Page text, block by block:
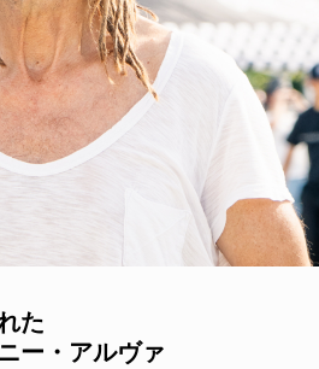
た
ー・アルヴァ